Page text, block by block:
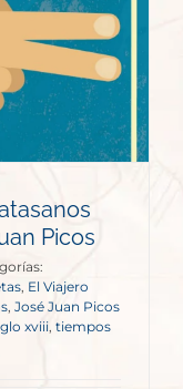
Picos
, El Viajero
, José Juan Picos
xviii, tiempos